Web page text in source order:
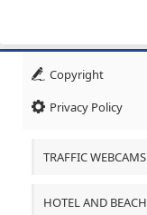
Copyright
Privacy Policy
TRAFFIC WEBCAMS
HOTEL AND BEACH